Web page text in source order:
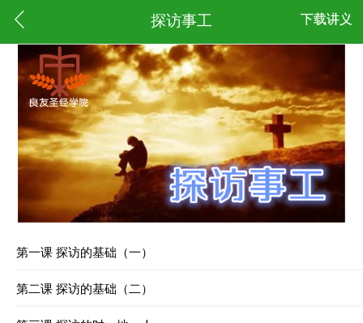
下载讲义
探访事工
第一课 探访的基础（一）
第二课 探访的基础（二）